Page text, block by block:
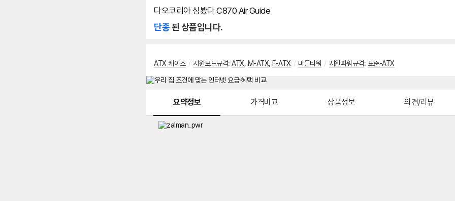
다오코리아 심봤다 C870 Air Guide
단종된 상품입니다.
ATX 케이스 / 지원보드규격: ATX M-ATX F-ATX / 미들타워 / 지원파워규격: 표준-ATX
요약정보 가격비교 상품정보 의견/리뷰